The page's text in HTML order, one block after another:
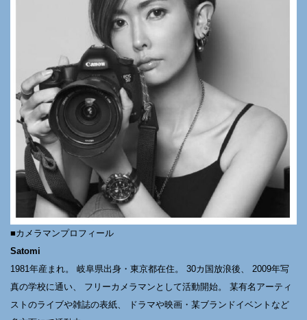
■カメラマンプロフィール
Satomi
1981年産まれ。 岐阜県出身・東京都在住。 30カ国放浪後、 2009年写
真の学校に通い、 フリーカメラマンとして活動開始。 某有名アーティ
ストのライブや雑誌の表紙、 ドラマや映画・某ブランドイベントなど